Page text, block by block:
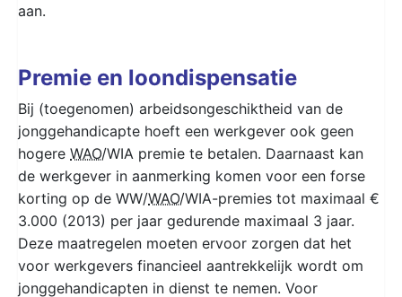
aan.
Premie en loondispensatie
Bij (toegenomen) arbeidsongeschiktheid van de
jonggehandicapte hoeft een werkgever ook geen
hogere WAO/WIA premie te betalen. Daarnaast kan
de werkgever in aanmerking komen voor een forse
korting op de WW/WAO/WIA-premies tot maximaal €
3.000 (2013) per jaar gedurende maximaal 3 jaar.
Deze maatregelen moeten ervoor zorgen dat het
voor werkgevers financieel aantrekkelijk wordt om
jonggehandicapten in dienst te nemen. Voor